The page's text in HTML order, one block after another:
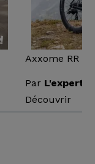
Axxome RR :
Par L'expert
Découvrir